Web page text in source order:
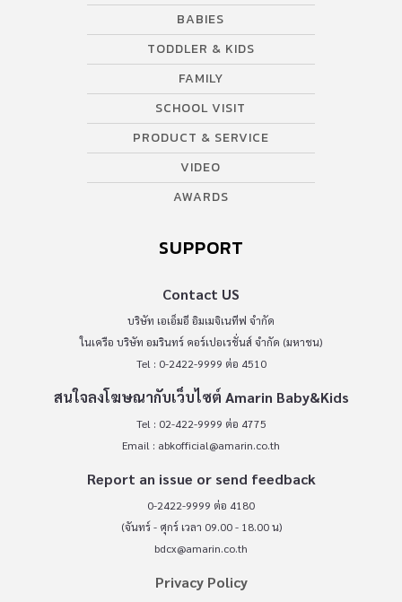
BABIES
TODDLER & KIDS
FAMILY
SCHOOL VISIT
PRODUCT & SERVICE
VIDEO
AWARDS
SUPPORT
Contact US
บริษัท เอเอ็มอี อิมเมจิเนทีฟ จำกัด
ในเครือ บริษัท อมรินทร์ คอร์เปอเรชั่นส์ จำกัด (มหาชน)
Tel : 0-2422-9999 ต่อ 4510
สนใจลงโฆษณากับเว็บไซต์ Amarin Baby&Kids
Tel : 02-422-9999 ต่อ 4775
Email : abkofficial@amarin.co.th
Report an issue or send feedback
0-2422-9999 ต่อ 4180
(จันทร์ - ศุกร์ เวลา 09.00 - 18.00 น)
bdcx@amarin.co.th
Privacy Policy